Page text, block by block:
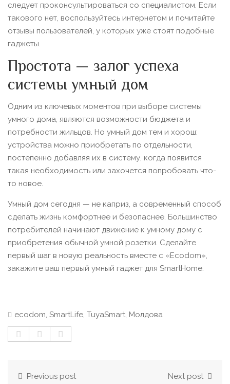
следует проконсультироваться со специалистом. Если
такового нет, воспользуйтесь интернетом и почитайте
отзывы пользователей, у которых уже стоят подобные
гаджеты.
Простота — залог успеха
системы умный дом
Одним из ключевых моментов при выборе системы
умного дома, являются возможности бюджета и
потребности жильцов. Но умный дом тем и хорош:
устройства можно приобретать по отдельности,
постепенно добавляя их в систему, когда появится
такая необходимость или захочется попробовать что-
то новое.
Умный дом сегодня — не каприз, а современный способ
сделать жизнь комфортнее и безопаснее. Большинство
потребителей начинают движение к умному дому с
приобретения обычной умной розетки. Сделайте
первый шаг в новую реальность вместе с «Ecodom»,
закажите ваш первый умный гаджет для SmartHome.
ecodom, SmartLife, TuyaSmart, Молдова
Previous post Next post